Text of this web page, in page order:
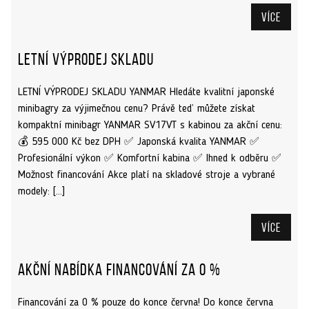
Více
Letní výprodej skladu
LETNÍ VÝPRODEJ SKLADU YANMAR Hledáte kvalitní japonské
minibagry za výjimečnou cenu? Právě teď můžete získat
kompaktní minibagr YANMAR SV17VT s kabinou za akční cenu:
💰 595 000 Kč bez DPH ✅ Japonská kvalita YANMAR ✅
Profesionální výkon ✅ Komfortní kabina ✅ Ihned k odběru ✅
Možnost financování Akce platí na skladové stroje a vybrané
modely: […]
Více
Akční nabídka financování za 0 %
Financování za 0 % pouze do konce června! Do konce června